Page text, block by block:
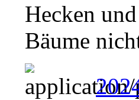
Hecken
Bäume